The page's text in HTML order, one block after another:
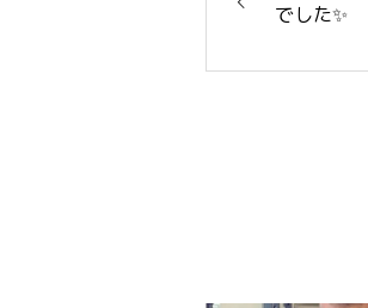
でした✨